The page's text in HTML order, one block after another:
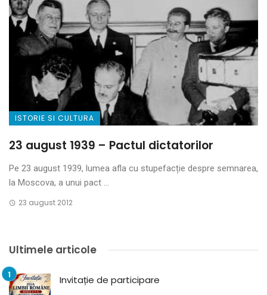
ISTORIE SI CULTURA
23 august 1939 – Pactul dictatorilor
Pe 23 august 1939, lumea afla cu stupefacție despre semnarea,
la Moscova, a unui pact ...
23 august 2012
Ultimele articole
Invitație de participare